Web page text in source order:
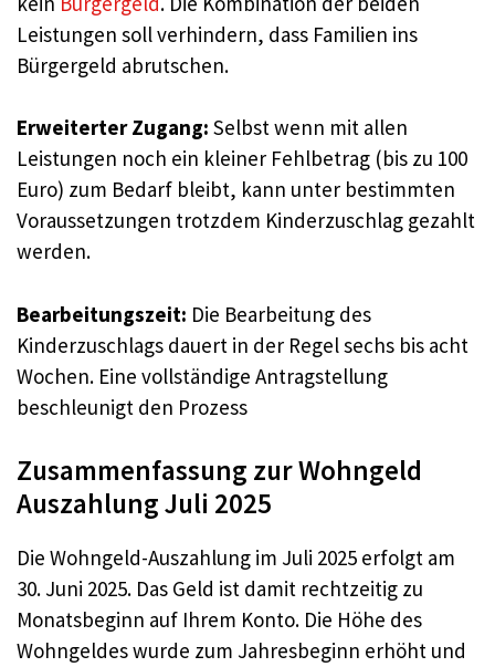
Leistungen soll verhindern, dass Familien ins
Bürgergeld abrutschen.
Erweiterter Zugang: Selbst wenn mit allen
Leistungen noch ein kleiner Fehlbetrag (bis zu 100
Euro) zum Bedarf bleibt, kann unter bestimmten
Voraussetzungen trotzdem Kinderzuschlag gezahlt
werden.
Bearbeitungszeit: Die Bearbeitung des
Kinderzuschlags dauert in der Regel sechs bis acht
Wochen. Eine vollständige Antragstellung
beschleunigt den Prozess
Zusammenfassung zur Wohngeld
Auszahlung Juli 2025
Die Wohngeld-Auszahlung im Juli 2025 erfolgt am
30. Juni 2025. Das Geld ist damit rechtzeitig zu
Monatsbeginn auf Ihrem Konto. Die Höhe des
Wohngeldes wurde zum Jahresbeginn erhöht und